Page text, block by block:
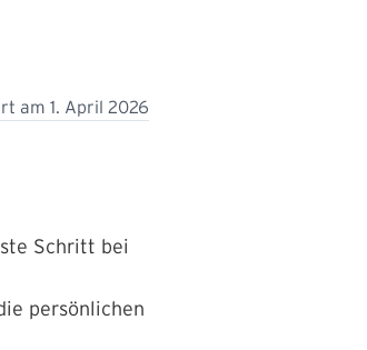
am 1. April 2026
Schritt bei
persönlichen